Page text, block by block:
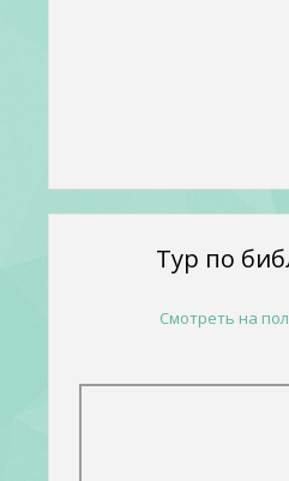
Тур по
Смотреть на